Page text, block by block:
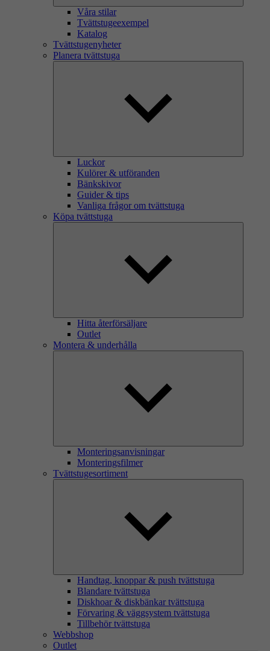
Våra stilar
Tvättstugeexempel
Katalog
Tvättstugenyheter
Planera tvättstuga
Luckor
Kulörer & utföranden
Bänkskivor
Guider & tips
Vanliga frågor om tvättstuga
Köpa tvättstuga
Hitta återförsäljare
Outlet
Montera & underhålla
Monteringsanvisningar
Monteringsfilmer
Tvättstugesortiment
Handtag, knoppar & push tvättstuga
Blandare tvättstuga
Diskhoar & diskbänkar tvättstuga
Förvaring & väggsystem tvättstuga
Tillbehör tvättstuga
Webbshop
Outlet